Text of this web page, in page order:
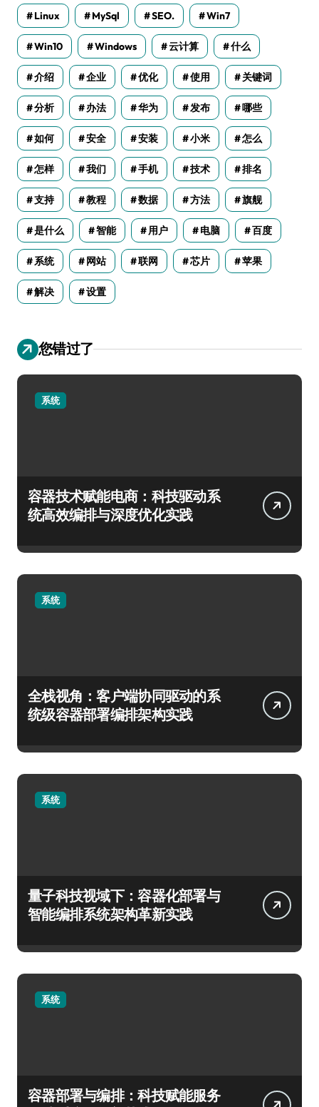
Linux MySql SEO. Win7
Win10 Windows 云计算 什么
介绍 企业 优化 使用 关键词
分析 办法 华为 发布 哪些
如何 安全 安装 小米 怎么
怎样 我们 手机 技术 排名
支持 教程 数据 方法 旗舰
是什么 智能 用户 电脑 百度
系统 网站 联网 芯片 苹果
解决 设置
您错过了
系统
容器技术赋能电商：科技驱动系
统高效编排与深度优化实践
系统
全栈视角：客户端协同驱动的系
统级容器部署编排架构实践
系统
量子科技视域下：容器化部署与
智能编排系统架构革新实践
系统
容器部署与编排：科技赋能服务